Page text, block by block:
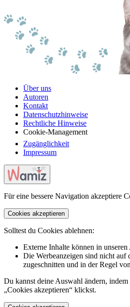
Über uns
Autoren
Kontakt
Datenschutzhinweise
Rechtliche Hinweise
Cookie-Management
Zugänglichkeit
Impressum
Für eine bessere Navigation akzeptiere
Cookies akzeptieren
Solltest du Cookies ablehnen:
Externe Inhalte können in
Die Werbeanzeigen sind nicht auf
zugeschnitten und in der Regel
Du kannst deine Auswahl ändern,
„Cookies akzeptieren“ klickst.